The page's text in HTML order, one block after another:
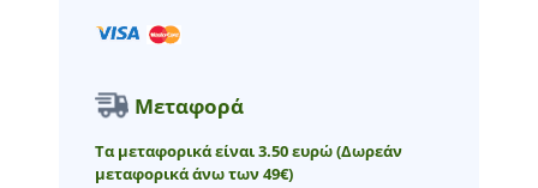
Μεταφορά
Τα μεταφορικά είναι 3.50 ευρώ(Δωρεάν
μεταφορικά άνω των 49€)